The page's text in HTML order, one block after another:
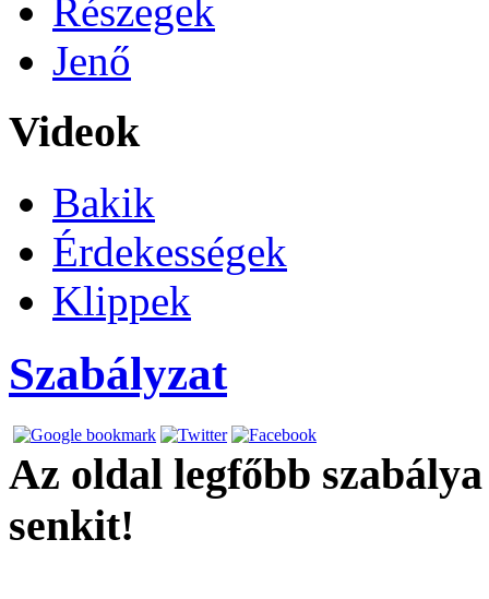
Részegek
Jenő
Videok
Bakik
Érdekességek
Klippek
Szabályzat
Az oldal legfőbb
senkit!